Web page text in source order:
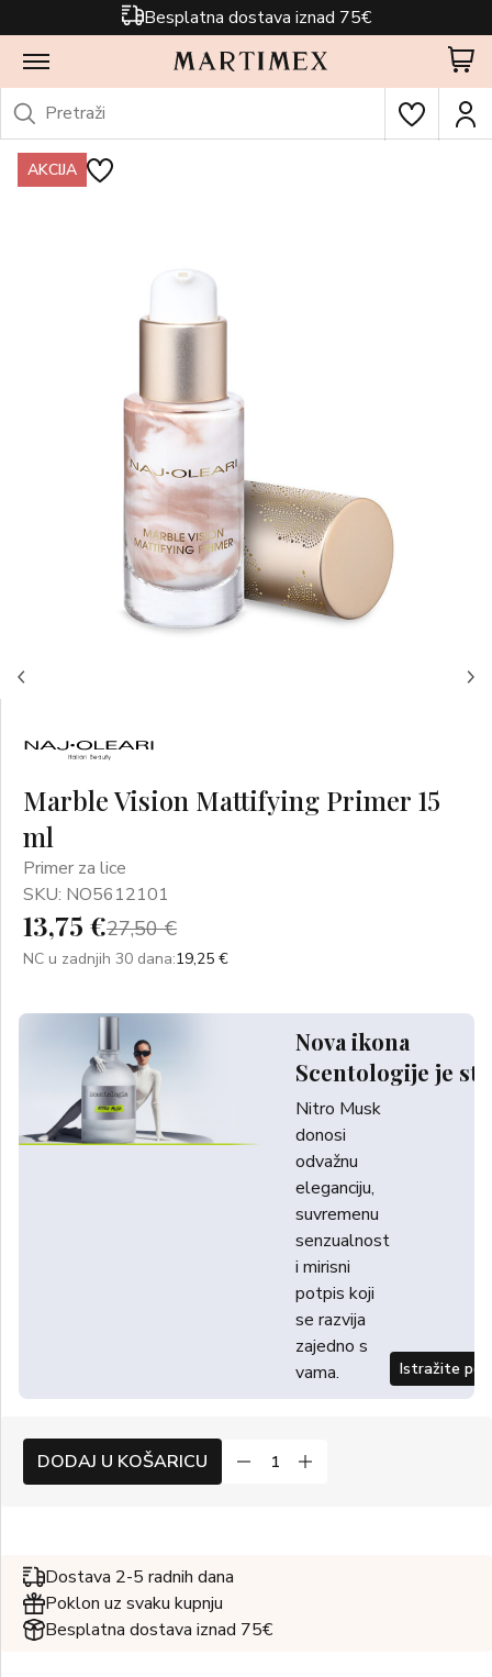
Besplatna dostava iznad 75€
AKCIJA
Marble Vision Mattifying Primer 15
ml
Primer za lice
SKU: NO5612101
13,75 €27,50 €
NC u zadnjih 30 dana:19,25 €
Nova ikona
Scentologije je
Nitro Musk
donosi
odvažnu
eleganciju,
suvremenu
senzualnost
i mirisni
potpis koji
se razvija
zajedno s
vama.
Istražite
DODAJ U KOŠARICU
Dostava 2-5 radnih dana
Poklon uz svaku kupnju
Besplatna dostava iznad 75€